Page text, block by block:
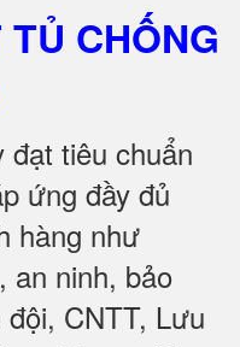
CHỐNG
đạt tiêu chuẩn
ứng đầy đủ
hàng như
an ninh, bảo
CNTT, Lưu